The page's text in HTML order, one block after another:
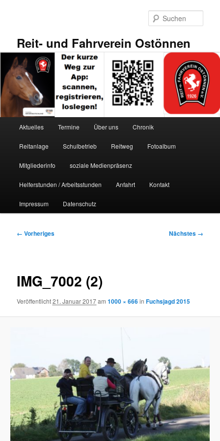
Reit- und Fahrverein Ostönnen
Aktuelles Termine Über uns Chronik
Reitanlage Schulbetrieb Reitweg Fotoalbum
Mitgliederinfo soziale Medienpräsenz
Helferstunden / Arbeitsstunden Anfahrt Kontakt
Impressum Datenschutz
Bilder-
← Vorheriges Nächstes →
IMG_7002 (2)
Veröffentlicht21. Januar 2017am1000 × 666inFuchsjagd 2015